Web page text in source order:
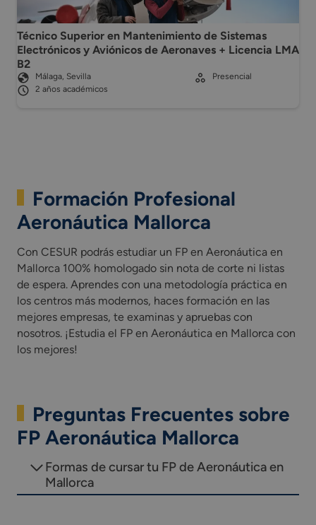
Técnico Superior en Mantenimiento de Sistemas
Electrónicos y Aviónicos de Aeronaves + Licencia LMA
B2
Málaga, Sevilla
2 años académicos
Presencial
Formación Profesional
Aeronáutica Mallorca
Con CESUR podrás estudiar un FP en Aeronáutica en
Mallorca 100% homologado sin nota de corte ni listas
de espera. Aprendes con una metodología práctica en
los centros más modernos, haces formación en las
mejores empresas, te examinas y apruebas con
nosotros. ¡Estudia el FP en Aeronáutica en Mallorca con
los mejores!
Preguntas Frecuentes sobre
FP Aeronáutica Mallorca
Formas de cursar tu FP de Aeronáutica en
Mallorca